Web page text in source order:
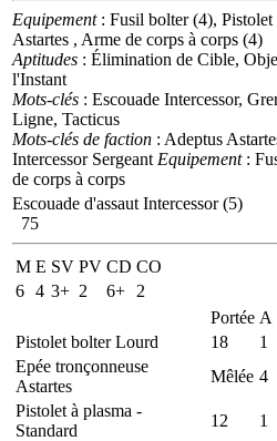
Equipement: Fusil bolter (4), Pistolet
Astartes , Arme de corps à corps (4)
Aptitudes : Élimination de Cible,
l'Instant
Mots-clés : Escouade Intercessor,
Ligne, Tacticus
Mots-clés de faction : Adeptus
Intercessor Sergeant Equipement:
de corps à corps
Escouade d'assaut Intercessor (5)
75
M E SV PV CD CO
6 4 3+ 2 6+
2
Portée A
Pistolet bolter Lourd
18 1
Epée tronçonneuse
Astartes
Mêlée 4
Pistolet à plasma -
Standard
12 1